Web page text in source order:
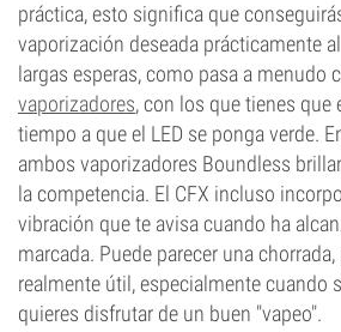
práctica, esto significa que
vaporización deseada prácticamente
largas esperas, como pasa a menudo
vaporizadores, con los que tienes que
tiempo a que el LED se ponga verde.
ambos vaporizadores Boundless
la competencia. El CFX incluso
vibración que te avisa cuando ha
marcada. Puede parecer una
realmente útil, especialmente cuando
quieres disfrutar de un buen "vapeo".